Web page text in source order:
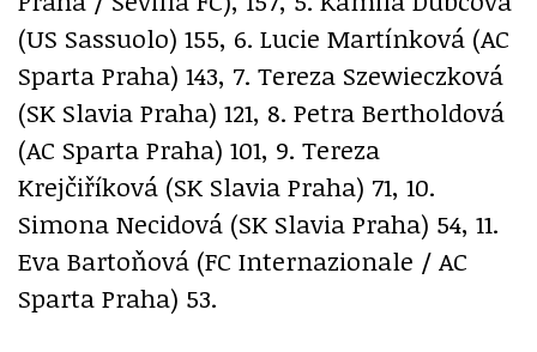
(US Sassuolo) 155, 6. Lucie Martínková (AC
Sparta Praha) 143, 7. Tereza Szewieczková
(SK Slavia Praha) 121, 8. Petra Bertholdová
(AC Sparta Praha) 101, 9. Tereza
Krejčiříková (SK Slavia Praha) 71, 10.
Simona Necidová (SK Slavia Praha) 54, 11.
Eva Bartoňová (FC Internazionale / AC
Sparta Praha) 53.